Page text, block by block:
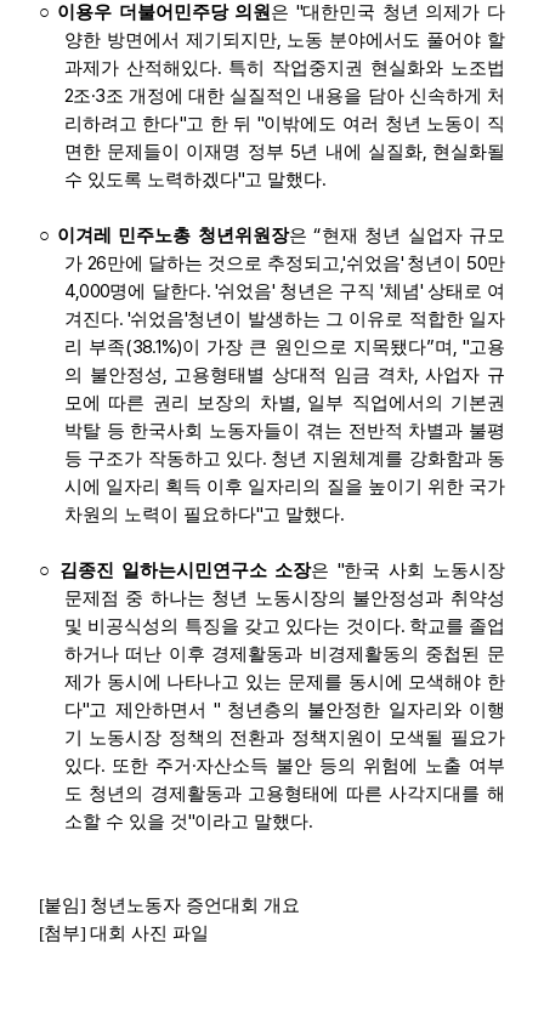
○ 이용우 더불어민주당 의원 은 "대한민국 청년 의제가 다
양한 방면에서 제기되지만, 노동 분야에서도 풀어야 할
과제가 산적해있다. 특히 작업중지권 현실화와 노조법
2조·3조 개정에 대한 실질적인 내용을 담아 신속하게 처
리하려고 한다"고 한 뒤 "이밖에도 여러 청년 노동이 직
면한 문제들이 이재명 정부 5년 내에 실질화, 현실화될
수 있도록 노력하겠다"고 말했다.
○ 이겨레 민주노총 청년위원장은“현재 청년 실업자 규모
가 26만에 달하는 것으로 추정되고,'쉬었음' 청년이 50만
4,000명에 달한다. '쉬었음' 청년은 구직'체념' 상태로 여
겨진다. '쉬었음'청년이 발생하는 그 이유로 적합한 일자
리 부족(38.1%)이 가장 큰 원인으로 지목됐다”며 , "고용
의 불안정성, 고용형태별 상대적 임금 격차, 사업자 규
모에 따른 권리 보장의 차별, 일부 직업에서의 기본권
박탈 등 한국사회 노동자들이 겪는 전반적 차별과 불평
등 구조가 작동하고 있다. 청년 지원체계를 강화함과 동
시에 일자리 획득 이후 일자리의 질을 높이기 위한 국가
차원의 노력이 필요하다"고 말했다.
○ 김종진 일하는시민연구소 소장은 "한국 사회 노동시장
문제점 중 하나는 청년 노동시장의 불안정성과 취약성
및 비공식성의 특징을 갖고 있다는 것이다. 학교를 졸업
하거나 떠난 이후 경제활동과 비경제활동의 중첩된 문
제가 동시에 나타나고 있는 문제를 동시에 모색해야 한
다"고 제안하면서 " 청년층의 불안정한 일자리와 이행
기 노동시장 정책의 전환과 정책지원이 모색될 필요가
있다. 또한 주거 ·자산소득 불안 등의 위험에 노출 여부
도 청년의 경제활동과 고용형태에 따른 사각지대를 해
소할 수 있을 것"이라고 말했다.
[붙임] 청년노동자 증언대회 개요
[첨부]대회 사진 파일